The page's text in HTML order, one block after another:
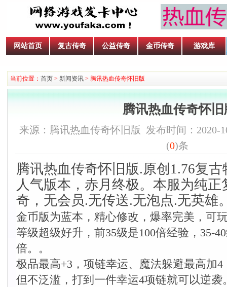
网站首页 复古传奇 公益传奇 金币传奇 游戏库
当前位置： 首页 > 新闻资讯 > 腾讯热血传奇怀旧版
腾讯热血传奇怀旧
来源：腾讯热血传奇怀旧版 发布时间：2020-
(0)条
腾讯热血传奇怀旧版.原创1.76复古
人气版本，赤月终极。本服为纯正
奇，无会员.无传送.无泡点.无英雄
金币版为蓝本，精心修改，爆率完美，可
等级超级好升，前35级是100倍经验，35-
倍。。
极品最高+3，项链幸运、魔法躲避最高加
但不泛滥，打到一件幸运4项链就可以逆袭